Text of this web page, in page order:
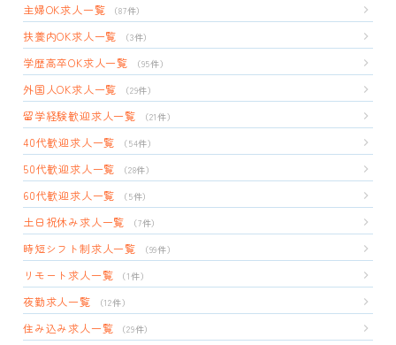
主婦OK求人一覧 （87件）
扶養内OK求人一覧 （3件）
学歴高卒OK求人一覧 （95件）
外国人OK求人一覧 （29件）
留学経験歓迎求人一覧 （21件）
40代歓迎求人一覧 （54件）
50代歓迎求人一覧 （28件）
60代歓迎求人一覧 （5件）
土日祝休み求人一覧 （7件）
時短シフト制求人一覧 （99件）
リモート求人一覧 （1件）
夜勤求人一覧 （12件）
住み込み求人一覧 （29件）